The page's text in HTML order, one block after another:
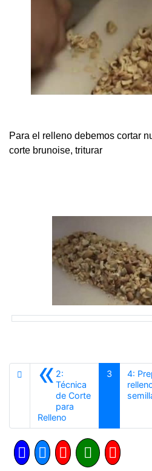
Para el relleno debemos cortar
corte brunoise, triturar
«2:
Técnica
de Corte
para
Relleno
3
4: